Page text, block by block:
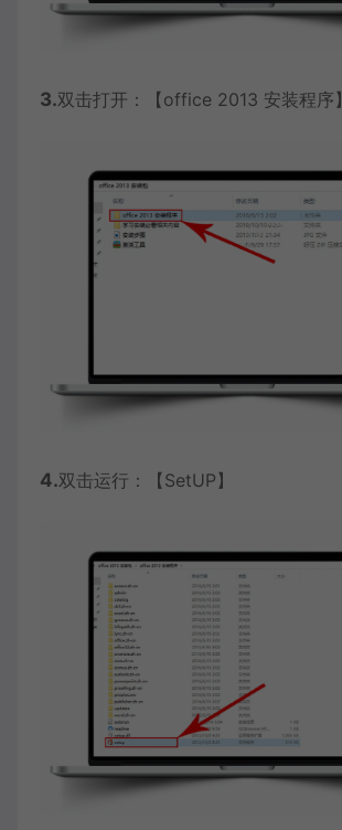
3.双击打开：【office 2013 安装程序】
4.双击运行：【SetUP】